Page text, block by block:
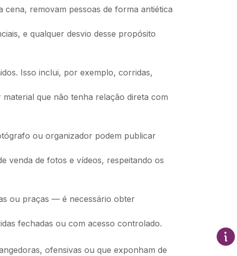
cena, removam pessoas de forma antiética
e qualquer desvio desse propósito
Isso inclui, por exemplo, corridas,
que não tenha relação direta com
ou organizador podem publicar
venda de fotos e vídeos, respeitando os
ou praças — é necessário obter
fechadas ou com acesso controlado.
ofensivas ou que exponham de